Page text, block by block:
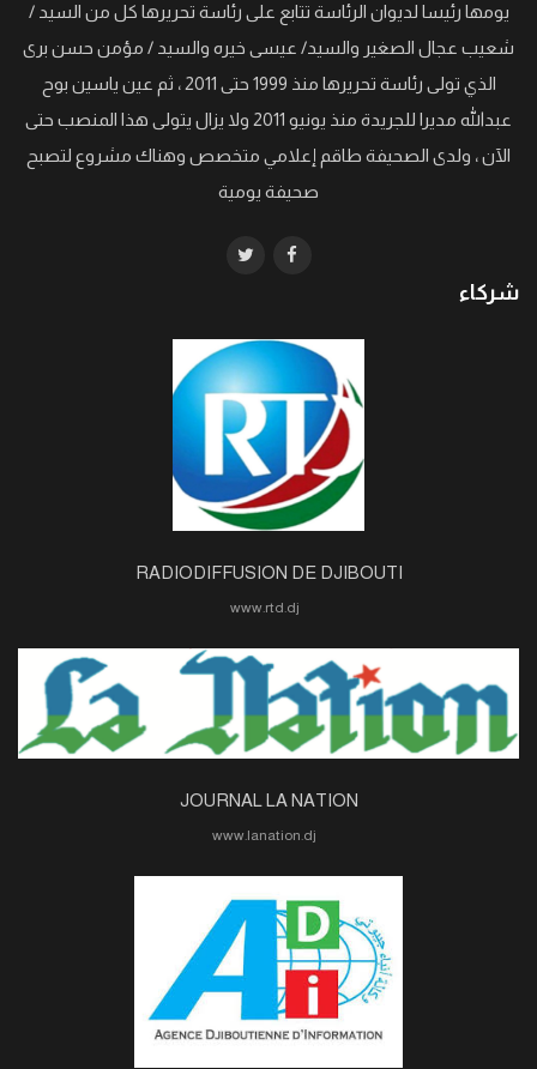
يومها رئيسا لديوان الرئاسة تتابع على رئاسة تحريرها كل من السيد /
شعيب عجال الصغير والسيد/ عيسى خيره والسيد / مؤمن حسن برى
الذي تولى رئاسة تحريرها منذ 1999 حتى 2011 ، ثم عين ياسين بوح
عبدالله مديرا للجريدة منذ يونيو 2011 ولا يزال يتولى هذا المنصب حتى
الآن ، ولدى الصحيفة طاقم إعلامي متخصص وهناك مشروع لتصبح
صحيفة يومية
شركاء
RADIODIFFUSION DE DJIBOUTI
JOURNAL LA NATION